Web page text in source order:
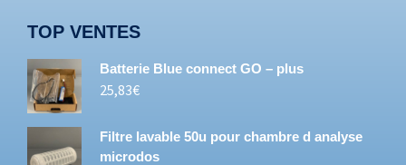
TOP VENTES
Batterie Blue connect GO – plus
25,83€
Filtre lavable 50u pour chambre d analyse
microdos